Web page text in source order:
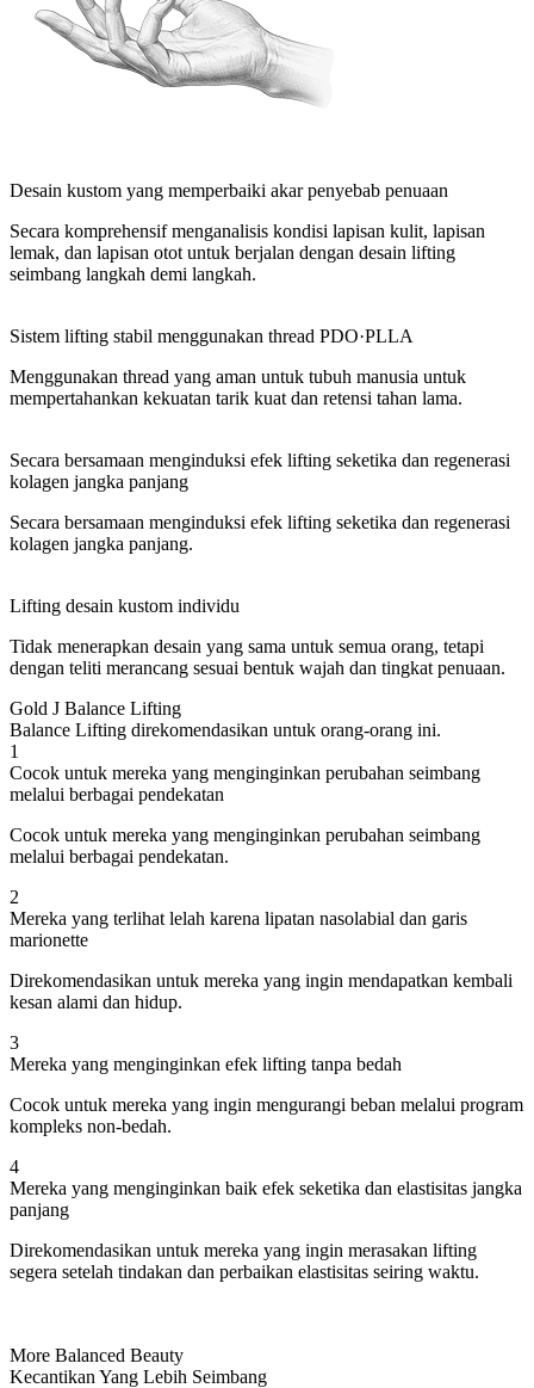
Desain kustom yang memperbaiki akar penyebab penuaan
Secara komprehensif menganalisis kondisi lapisan kulit, lapisan
lemak, dan lapisan otot untuk berjalan dengan desain lifting
seimbang langkah demi langkah.
Sistem lifting stabil menggunakan thread PDO·PLLA
Menggunakan thread yang aman untuk tubuh manusia untuk
mempertahankan kekuatan tarik kuat dan retensi tahan lama.
Secara bersamaan menginduksi efek lifting seketika dan regenerasi
kolagen jangka panjang
Secara bersamaan menginduksi efek lifting seketika dan regenerasi
kolagen jangka panjang.
Lifting desain kustom individu
Tidak menerapkan desain yang sama untuk semua orang, tetapi
dengan teliti merancang sesuai bentuk wajah dan tingkat penuaan.
Gold J Balance Lifting
Balance Lifting direkomendasikan untuk orang-orang ini.
1
Cocok untuk mereka yang menginginkan perubahan seimbang
melalui berbagai pendekatan
Cocok untuk mereka yang menginginkan perubahan seimbang
melalui berbagai pendekatan.
2
Mereka yang terlihat lelah karena lipatan nasolabial dan garis
marionette
Direkomendasikan untuk mereka yang ingin mendapatkan kembali
kesan alami dan hidup.
3
Mereka yang menginginkan efek lifting tanpa bedah
Cocok untuk mereka yang ingin mengurangi beban melalui program
kompleks non-bedah.
4
Mereka yang menginginkan baik efek seketika dan elastisitas jangka
panjang
Direkomendasikan untuk mereka yang ingin merasakan lifting
segera setelah tindakan dan perbaikan elastisitas seiring waktu.
More Balanced Beauty
Kecantikan Yang Lebih Seimbang